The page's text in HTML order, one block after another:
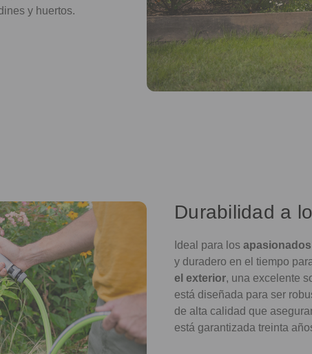
y huertos.
Durabilidad a
Ideal para los
y duradero en el tiempo
el exterior, una excelente
está diseñada para ser
de alta calidad que
está garantizada treinta